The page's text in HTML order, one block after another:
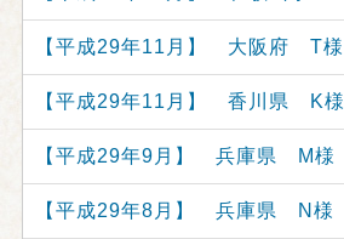
【平成29年11月】 大阪府 T様
【平成29年11月】 香川県 K様
【平成29年9月】 兵庫県 M様
【平成29年8月】 兵庫県 N様